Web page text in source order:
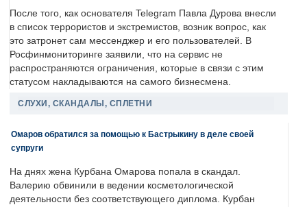
После того, как основателя Telegram Павла Дурова внесли
в список террористов и экстремистов, возник вопрос, как
это затронет сам мессенджер и его пользователей. В
Росфинмониторинге заявили, что на сервис не
распространяются ограничения, которые в связи с этим
статусом накладываются на самого бизнесмена.
СЛУХИ, СКАНДАЛЫ, СПЛЕТНИ
Омаров обратился за помощью к Бастрыкину в деле своей
супруги
На днях жена Курбана Омарова попала в скандал.
Валерию обвинили в ведении косметологической
деятельности без соответствующего диплома. Курбан